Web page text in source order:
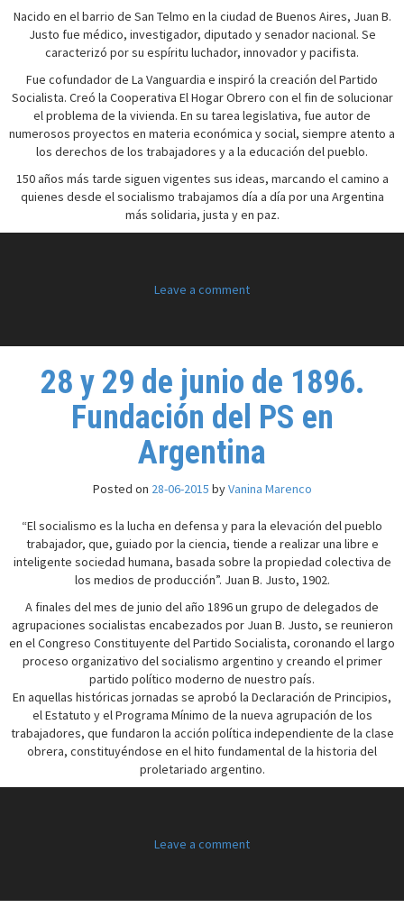
Nacido en el barrio de San Telmo en la ciudad de Buenos Aires, Juan B.
Justo fue médico, investigador, diputado y senador nacional. Se
caracterizó por su espíritu luchador, innovador y pacifista.
Fue cofundador de La Vanguardia e inspiró la creación del Partido
Socialista. Creó la Cooperativa El Hogar Obrero con el fin de solucionar
el problema de la vivienda. En su tarea legislativa, fue autor de
numerosos proyectos en materia económica y social, siempre atento a
los derechos de los trabajadores y a la educación del pueblo.
150 años más tarde siguen vigentes sus ideas, marcando el camino a
quienes desde el socialismo trabajamos día a día por una Argentina
más solidaria, justa y en paz.
Leave a comment
28 y 29 de junio de 1896.
Fundación del PS en
Argentina
Posted on 28-06-2015 byVanina Marenco
“El socialismo es la lucha en defensa y para la elevación del pueblo
trabajador, que, guiado por la ciencia, tiende a realizar una libre e
inteligente sociedad humana, basada sobre la propiedad colectiva de
los medios de producción”. Juan B. Justo, 1902.
A finales del mes de junio del año 1896 un grupo de delegados de
agrupaciones socialistas encabezados por Juan B. Justo, se reunieron
en el Congreso Constituyente del Partido Socialista, coronando el largo
proceso organizativo del socialismo argentino y creando el primer
partido político moderno de nuestro país.
En aquellas históricas jornadas se aprobó la Declaración de Principios,
el Estatuto y el Programa Mínimo de la nueva agrupación de los
trabajadores, que fundaron la acción política independiente de la clase
obrera, constituyéndose en el hito fundamental de la historia del
proletariado argentino.
Leave a comment